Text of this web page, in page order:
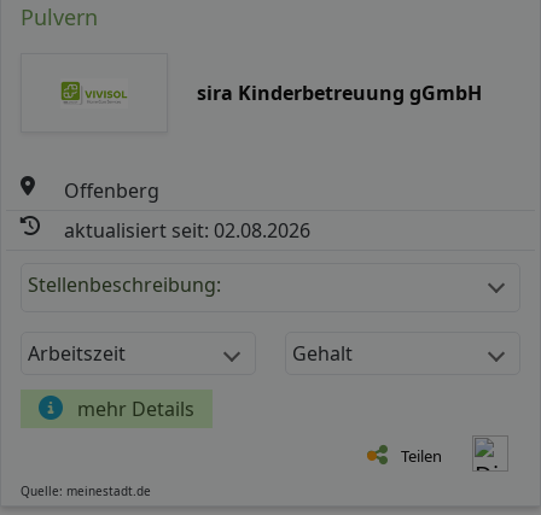
Pulvern
sira Kinderbetreuung gGmbH
Offenberg
aktualisiert seit: 02.08.2026
Stellenbeschreibung:
Arbeitszeit Gehalt
mehr Details
Teilen
Quelle: meinestadt.de